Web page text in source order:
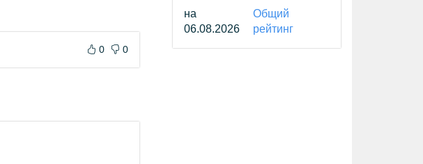
0 0
на
06.08.2026
Общий
рейтинг